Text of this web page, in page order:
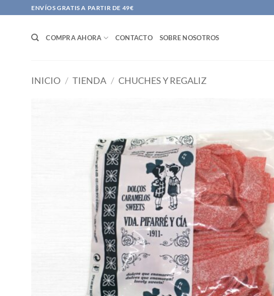
al
ENVÍOS GRATIS A PARTIR DE 49€
COMPRA AHORA CONTACTO SOBRE NOSOTROS
INICIO / TIENDA / CHUCHES Y REGALIZ